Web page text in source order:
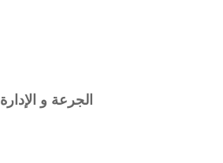
الجرعة و الإدارة